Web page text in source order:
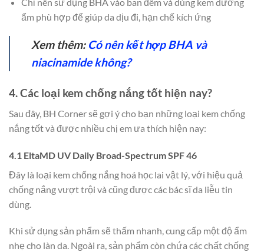
ẩm phù hợp để giúp da dịu đi, hạn chế kích ứng
Xem thêm: Có nên kết hợp BHA và
niacinamide không?
4. Các loại kem chống nắng tốt hiện nay?
Sau đây, BH Corner sẽ gợi ý cho bạn những loại kem chống
nắng tốt và được nhiều chị em ưa thích hiện nay:
4.1 EltaMD UV Daily Broad-Spectrum SPF 46
Đây là loại kem chống nắng hoá học lai vật lý, với hiệu quả
chống nắng vượt trội và cũng được các bác sĩ da liễu tin
dùng.
Khi sử dụng sản phẩm sẽ thấm nhanh, cung cấp một độ ẩm
nhẹ cho làn da. Ngoài ra, sản phẩm còn chứa các chất chống